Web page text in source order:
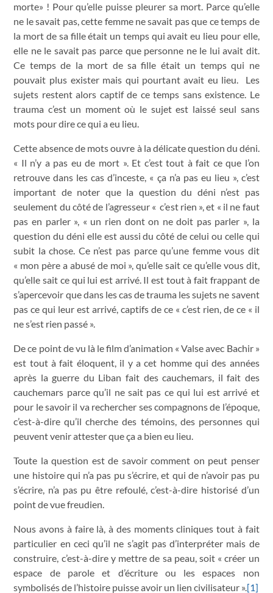
morte» ! Pour qu’elle puisse pleurer sa mort. Parce qu’elle
ne le savait pas, cette femme ne savait pas que ce temps de
la mort de sa fille était un temps qui avait eu lieu pour elle,
elle ne le savait pas parce que personne ne le lui avait dit.
Ce temps de la mort de sa fille était un temps qui ne
pouvait plus exister mais qui pourtant avait eu lieu. Les
sujets restent alors captif de ce temps sans existence. Le
trauma c’est un moment où le sujet est laissé seul sans
mots pour dire ce qui a eu lieu.
Cette absence de mots ouvre à la délicate question du déni.
« Il n’y a pas eu de mort ». Et c’est tout à fait ce que l’on
retrouve dans les cas d’inceste, « ça n’a pas eu lieu », c’est
important de noter que la question du déni n’est pas
seulement du côté de l’agresseur « c’est rien », et « il ne faut
pas en parler », « un rien dont on ne doit pas parler », la
question du déni elle est aussi du côté de celui ou celle qui
subit la chose. Ce n’est pas parce qu’une femme vous dit
« mon père a abusé de moi », qu’elle sait ce qu’elle vous dit,
qu’elle sait ce qui lui est arrivé. Il est tout à fait frappant de
s’apercevoir que dans les cas de trauma les sujets ne savent
pas ce qui leur est arrivé, captifs de ce « c’est rien, de ce « il
ne s’est rien passé ».
De ce point de vu là le film d’animation « Valse avec Bachir »
est tout à fait éloquent, il y a cet homme qui des années
après la guerre du Liban fait des cauchemars, il fait des
cauchemars parce qu’il ne sait pas ce qui lui est arrivé et
pour le savoir il va rechercher ses compagnons de l’époque,
c’est-à-dire qu’il cherche des témoins, des personnes qui
peuvent venir attester que ça a bien eu lieu.
Toute la question est de savoir comment on peut penser
une histoire qui n’a pas pu s’écrire, et qui de n’avoir pas pu
s’écrire, n’a pas pu être refoulé, c’est-à-dire historisé d’un
point de vue freudien.
Nous avons à faire là, à des moments cliniques tout à fait
particulier en ceci qu’il ne s’agit pas d’interpréter mais de
construire, c’est-à-dire y mettre de sa peau, soit « créer un
espace de parole et d’écriture ou les espaces non
symbolisés de l’histoire puisse avoir un lien civilisateur ».[1]